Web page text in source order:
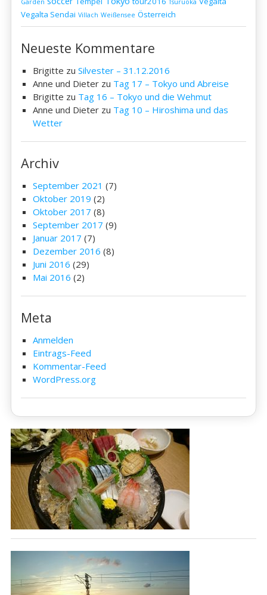
Garden
Tsuruoka
Vegalta Sendai Villach Weißensee Österreich
Neueste Kommentare
Brigitte zuSilvester – 31.12.2016
Anne und Dieter zu Tag 17 – Tokyo und Abreise
Brigitte zu Tag 16 – Tokyo und die Wehmut
Anne und Dieter zu Tag 10 – Hiroshima und das
Wetter
Archiv
September 2021 (7)
Oktober 2019 (2)
Oktober 2017 (8)
September 2017 (9)
Januar 2017 (7)
Dezember 2016 (8)
Juni 2016 (29)
Mai 2016 (2)
Meta
Anmelden
Eintrags-Feed
Kommentar-Feed
WordPress.org